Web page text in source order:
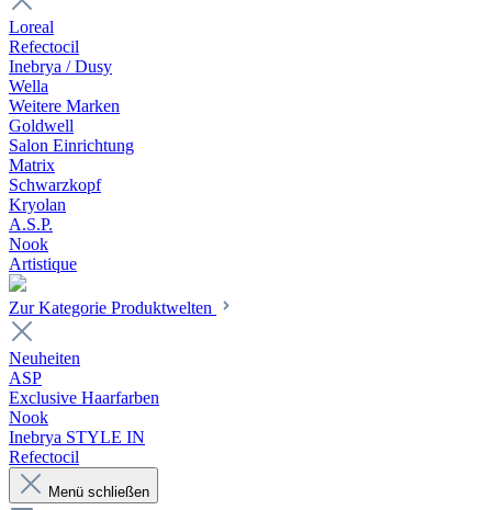
Loreal
Refectocil
Inebrya / Dusy
Wella
Weitere Marken
Goldwell
Salon Einrichtung
Matrix
Schwarzkopf
Kryolan
A.S.P.
Nook
Artistique
Zur Kategorie Produktwelten
Neuheiten
ASP
Exclusive Haarfarben
Nook
Inebrya STYLE IN
Refectocil
Menü schließen